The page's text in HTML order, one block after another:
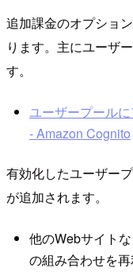
追加課金のオプショ
ります。主にユーザ
す。
ユーザープール
- Amazon Cognito
有効化したユーザー
が追加されます。
他のWebサイト
の組み合わせを